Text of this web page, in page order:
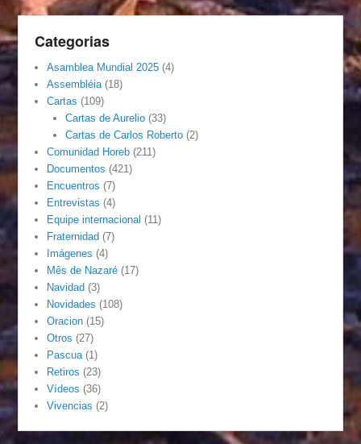
Categorias
Asamblea Mundial 2025 (4)
Assembléia (18)
Cartas (109)
Cartas de Aurelio(33)
Cartas de Carlos Roberto(2)
Comunidad Horeb (211)
Documentos (421)
Encuentros (7)
Entrevistas (4)
Equipe internacional (11)
Fraternidad (7)
Imágenes (4)
Mês de Nazaré (17)
Navidad (3)
Novidades (108)
Oracion (15)
Otros (27)
Pascua (1)
Retiros (23)
Vídeos (36)
Vivencias (2)